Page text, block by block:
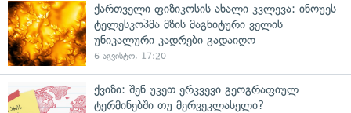
ქართველი ფიზიკოსის ახალი კვლევა: ინოუეს
ტელესკოპმა მზის მაგნიტური ველის
უნიკალური კადრები გადაიღო
6 აგვისტო, 17:20
ქვიზი: შენ უკეთ ერკვევი გეოგრაფიულ
ტერმინებში თუ მერვეკლასელი?